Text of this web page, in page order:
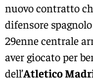
nuovo contratto
difensore spagnolo
29enne centrale
aver giocato per
dell’Atletico